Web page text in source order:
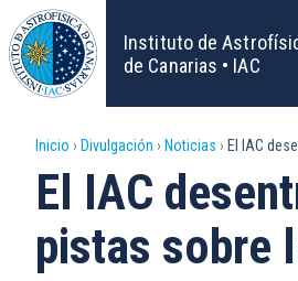
Pasar
al
contenido
principal
Instituto de
de Canarias • IAC
Sobrescribir
enlaces
de
Inicio Divulgación Noticias El IAC
El IAC
pistas sobre